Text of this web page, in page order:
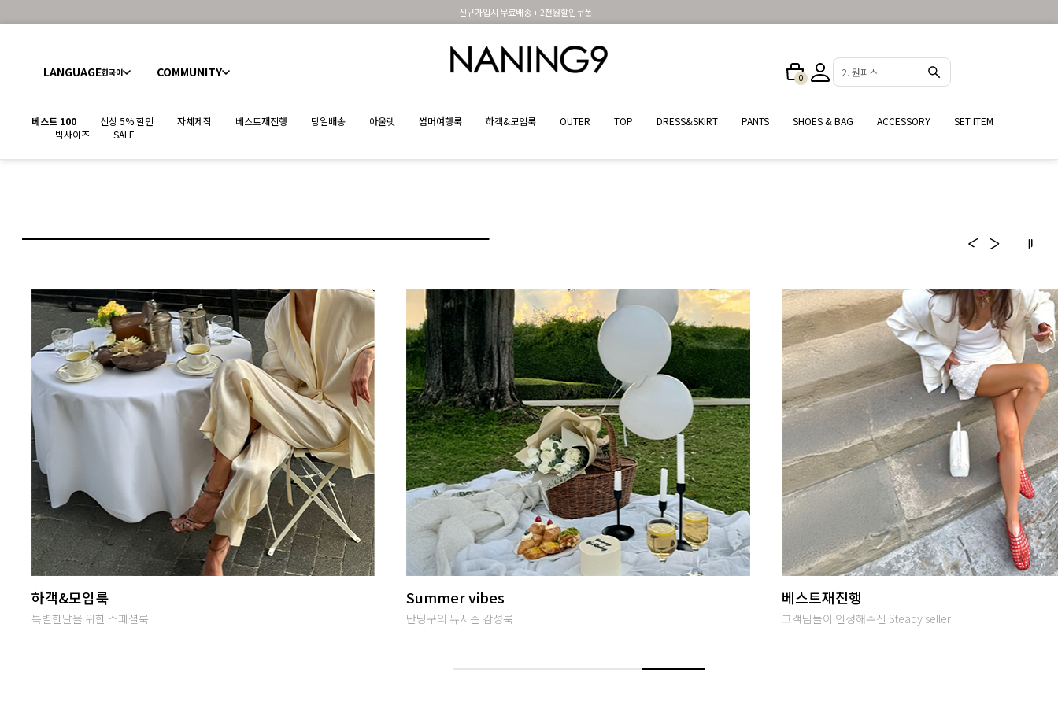
휴면 해제시 무료배송쿠폰
LANGUAGE한국어 COMMUNITY 0 3. 반바지
베스트 100 신상 5% 할인 자체제작 베스트재진행 당일배송 아울렛 썸머여행룩 하객&모임룩 OUTER TOP DRESS&SKIRT PANTS SHOES & BAG ACCESSORY
SET ITEM
빅사이즈
SALE
여름철 필수 데일리 셔츠
난닝구 라이브방송
단골맺고 득템하세요
썸머여행룩
편안하면서 특별한 휴양지룩
당일발송
오후 2시까지 입금완료시 당일출고